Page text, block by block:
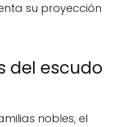
su proyección
del escudo
nobles, el